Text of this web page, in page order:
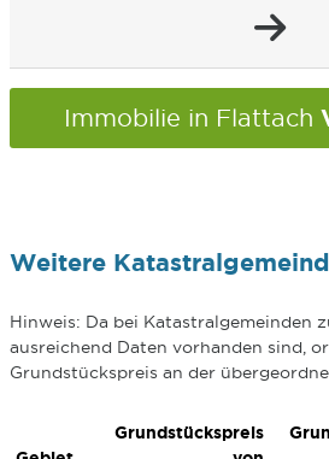
Immobilie in Flattach
Weitere
Hinweis: Da bei Katastralgemeinden
ausreichend Daten vorhanden sind,
Grundstückspreis an der
Grundstückspreis